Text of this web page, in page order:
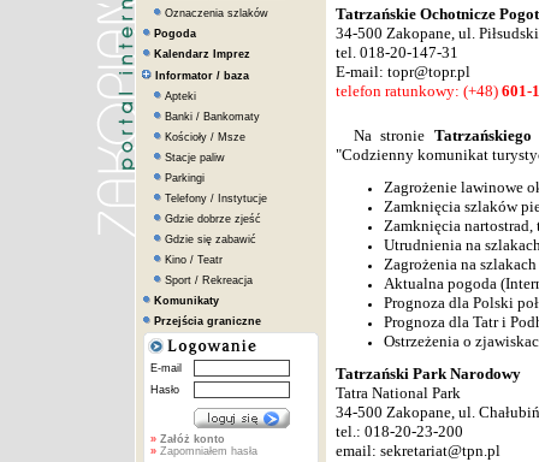
Oznaczenia szlaków
Pogoda
Kalendarz Imprez
Informator / baza
Apteki
Banki / Bankomaty
Kościoły / Msze
Stacje paliw
Parkingi
Telefony / Instytucje
Gdzie dobrze zjeść
Gdzie się zabawić
Kino / Teatr
Sport / Rekreacja
Komunikaty
Przejścia graniczne
E-mail
Hasło
» Załóż konto
» Zapomniałem hasła
Tatrzańskie Ochotnicze
34-500 Zakopane, ul.
tel. 018-20-147-31
E-mail: topr@topr.pl
telefon ratunkowy: (+48) 601-
Na stronie
"Codzienny komunikat
Zagrożenie lawinowe
Zamknięcia szlaków
Zamknięcia nartostrad,
Utrudnienia na
Zagrożenia na szlakach
Aktualna pogoda
Prognoza dla Polski
Prognoza dla Tatr i
Ostrzeżenia o
Tatrzański Park Narodowy
Tatra National Park
34-500 Zakopane, ul.
tel.: 018-20-23-200
email: sekretariat@tpn.pl